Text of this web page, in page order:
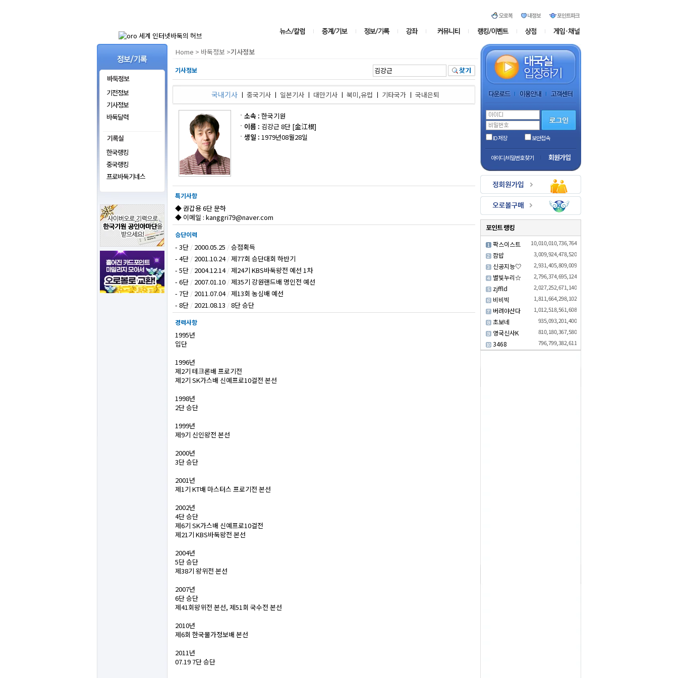
기전정보
기사정보
바둑달력
한국랭킹
중국랭킹
프로바둑기네스
Home > 바둑정보 >기사정보
기사정보
국내기사ㅣ 중국기사ㅣ 일본기사ㅣ 대만기사ㅣ 북미,유럽 ㅣ 기타국가ㅣ 국내은퇴
소속 : 한국기원
이름 : 김강근 8단 [金江根]
생일 : 1979년08월28일
특기사항
◆ 권갑용 6단 문하
◆ 이메일 : kanggri79@naver.com
승단이력
- 3단 / 2000.05.25 /승점획득
- 4단 / 2001.10.24/제77회 승단대회 하반기
- 5단 / 2004.12.14/제24기 KBS바둑왕전 예선 1차
- 6단 / 2007.01.10 /제35기 강원랜드배 명인전 예선
- 7단 / 2011.07.04/제13회 농심배 예선
- 8단 / 2021.08.13 /8단 승단
경력사항
1995년
입단
1996년
제2기 테크론배 프로기전
제2기 SK가스배 신예프로10걸전 본선
1998년
2단 승단
1999년
제9기 신인왕전 본선
2000년
3단 승단
2001년
제1기 KT배 마스터스 프로기전 본선
2002년
4단 승단
제6기 SK가스배 신예프로10걸전
제21기 KBS바둑왕전 본선
2004년
5단 승단
제38기 왕위전 본선
2007년
6단 승단
제41회왕위전 본선, 제51회 국수전 본선
2010년
제6회 한국물가정보배 본선
2011년
07.19 7단 승단
ID 저장 보안접속
아이디/비밀번호 찾기 회원가입
팍스이스트 10,010,010,736,764
깜밥 3,009,924,478,520
신공지능♡ 2,931,405,809,009
별빛누리☆ 2,796,374,695,124
zjffld 2,027,252,671,140
비비빅 1,811,664,298,102
버려야산다 1,012,518,561,608
초보네 935,093,201,400
영국신사K 810,180,367,580
3468 796,799,382,611